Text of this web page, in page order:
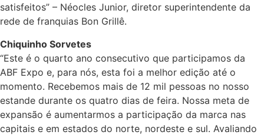
satisfeitos” – Néocles Junior, diretor superintendente da
rede de franquias Bon Grillê.
Chiquinho Sorvetes
“Este é o quarto ano consecutivo que participamos da
ABF Expo e, para nós, esta foi a melhor edição até o
momento. Recebemos mais de 12 mil pessoas no nosso
estande durante os quatro dias de feira. Nossa meta de
expansão é aumentarmos a participação da marca nas
capitais e em estados do norte, nordeste e sul. Avaliando